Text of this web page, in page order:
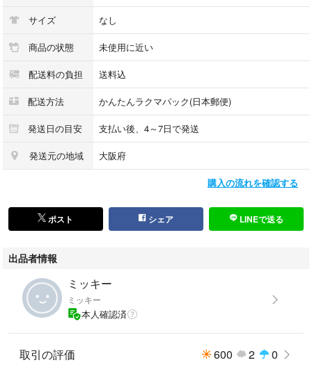
サイズ なし
商品の状態 未使用に近い
配送料の負担 送料込
配送方法 かんたんラクマパック(日本郵便)
発送日の目安 支払い後、4～7日で発送
発送元の地域 大阪府
購入の流れを確認する
ポスト シェア LINEで送る
出品者情報
ミッキー
ミッキー
本人確認済
取引の評価 600 2 0